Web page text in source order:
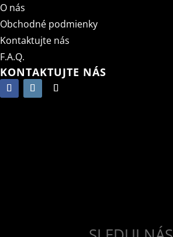
O nás
Obchodné podmienky
Kontaktujte nás
F.A.Q.
KONTAKTUJTE NÁS